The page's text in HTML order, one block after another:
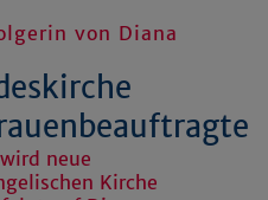
von Diana
neue
Kirche